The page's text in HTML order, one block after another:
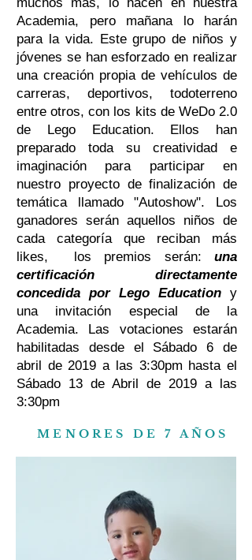
Academia, pero mañana lo harán
para la vida. Este grupo de niños y
jóvenes se han esforzado en realizar
una creación propia de vehículos de
carreras, deportivos, todoterreno
entre otros, con los kits de WeDo 2.0
de Lego Education. Ellos han
preparado toda su creatividad e
imaginación para participar en
nuestro proyecto de finalización de
temática llamado "Autoshow". Los
ganadores serán aquellos niños de
cada categoría que reciban más
likes, los premios serán: una
certificación directamente
concedida por Lego Education y
una invitación especial de la
Academia. Las votaciones estarán
habilitadas desde el Sábado 6 de
abril de 2019 a las 3:30pm hasta el
Sábado 13 de Abril de 2019 a las
3:30pm
MENORES DE 7 AÑOS